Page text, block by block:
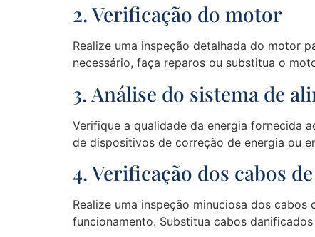
2. Verificação do motor
Realize uma inspeção detalhada do motor
necessário, faça reparos ou substitua o
3. Análise do sistema de
Verifique a qualidade da energia fornecida
de dispositivos de correção de energia ou
4. Verificação dos cabos
Realize uma inspeção minuciosa dos
funcionamento. Substitua cabos